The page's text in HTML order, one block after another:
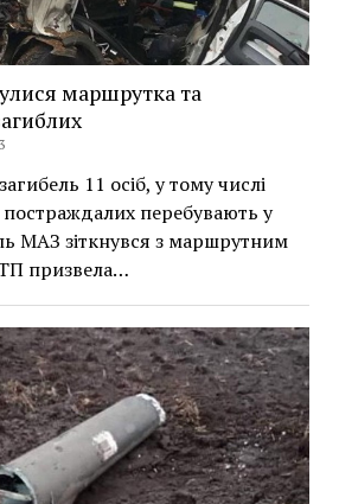
маршрутка та
11 осіб, у тому числі
перебувають у
МАЗ зіткнувся з маршрутним
призвела…